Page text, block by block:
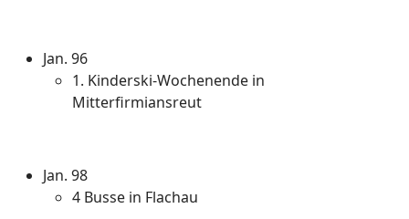
Jan. 96
1. Kinderski-Wochenende in
Mitterfirmiansreut
Jan. 98
4 Busse in Flachau